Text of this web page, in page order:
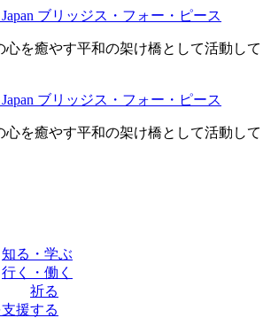
心を癒やす平和の架け橋として活動して
心を癒やす平和の架け橋として活動して
知る・学ぶ
行く・働く
祈る
支援する